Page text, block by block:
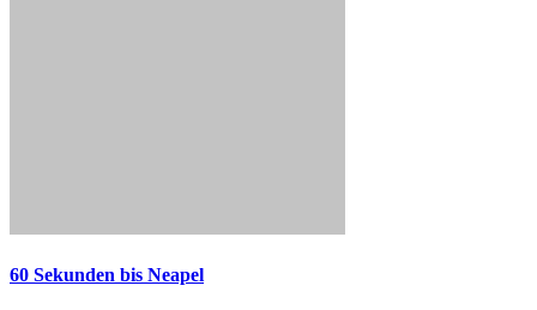
60 Sekunden bis Neapel